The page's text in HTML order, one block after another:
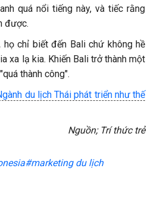
quá nổi tiếng này, và tiếc rằng
được.
họ chỉ biết đến Bali chứ không hề
xa lạ kia. Khiến Bali trở thành một
thành công".
du lịch Thái phát triển như thế
Nguồn; Trí thức trẻ
#marketing du lịch